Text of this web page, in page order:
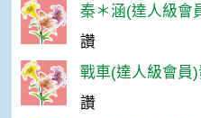
秦＊涵(達人級會
讚
戰車(達人級會員
讚